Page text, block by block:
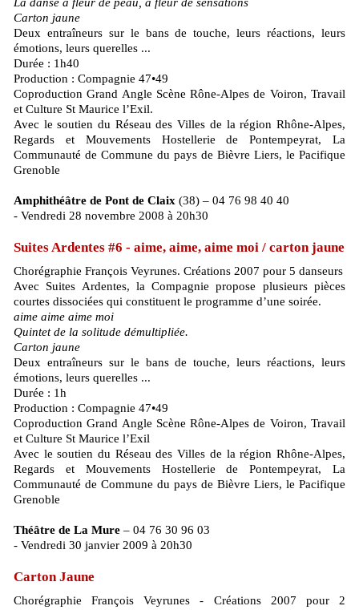
Carton jaune
Deux entraîneurs sur le bans de touche, leurs réactions, leurs
émotions, leurs querelles ...
Durée : 1h40
Production : Compagnie 47•49
Coproduction Grand Angle Scène Rône-Alpes de Voiron, Travail
et Culture St Maurice l’Exil.
Avec le soutien du Réseau des Villes de la région Rhône-Alpes,
Regards et Mouvements Hostellerie de Pontempeyrat, La
Communauté de Commune du pays de Bièvre Liers, le Pacifique
Grenoble
Amphithéâtre de Pont de Claix (38) – 04 76 98 40 40
- Vendredi 28 novembre 2008 à 20h30
Suites Ardentes #6 - aime, aime, aime moi / carton jaune
Chorégraphie François Veyrunes. Créations 2007 pour 5 danseurs
Avec Suites Ardentes, la Compagnie propose plusieurs pièces
courtes dissociées qui constituent le programme d’une soirée.
aime aime aime moi
Quintet de la solitude démultipliée.
Carton jaune
Deux entraîneurs sur le bans de touche, leurs réactions, leurs
émotions, leurs querelles ...
Durée : 1h
Production : Compagnie 47•49
Coproduction Grand Angle Scène Rône-Alpes de Voiron, Travail
et Culture St Maurice l’Exil
Avec le soutien du Réseau des Villes de la région Rhône-Alpes,
Regards et Mouvements Hostellerie de Pontempeyrat, La
Communauté de Commune du pays de Bièvre Liers, le Pacifique
Grenoble
Théâtre de La Mure – 04 76 30 96 03
- Vendredi 30 janvier 2009 à 20h30
Carton Jaune
Chorégraphie François Veyrunes - Créations 2007 pour 2